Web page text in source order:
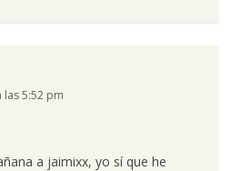
las 5:52 pm
a jaimixx, yo sí que he